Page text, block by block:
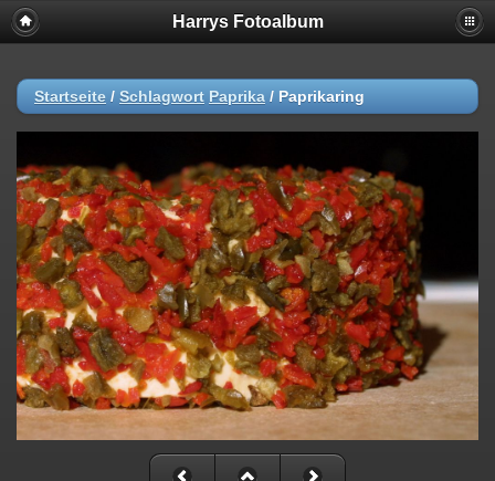
Harrys Fotoalbum
Startseite / Schlagwort Paprika / Paprikaring